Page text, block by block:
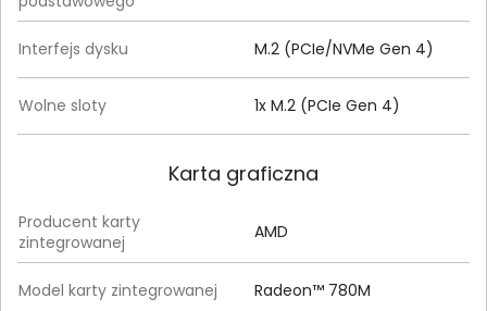
Interfejs dysku M.2 (PCIe/NVMe Gen 4)
Wolne sloty 1x M.2 (PCIe Gen 4)
Karta graficzna
Producent karty
zintegrowanej
AMD
Model karty zintegrowanej Radeon™ 780M